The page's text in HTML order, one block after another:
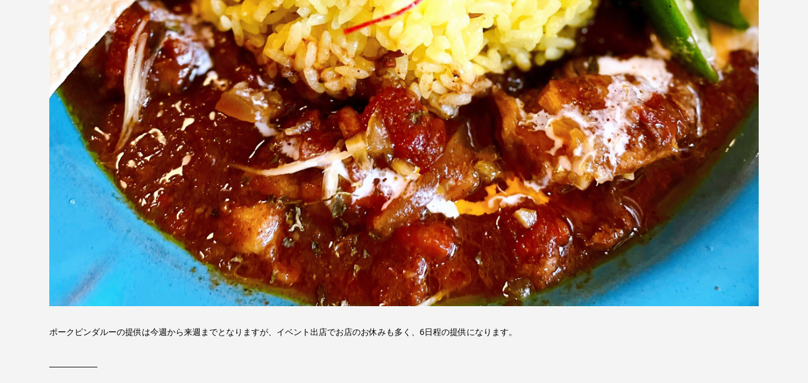
ポークビンダルーの提供は今週から来週までとなりますが、イベント出店でお店のお休みも多く、6日程の提供になります。
────────